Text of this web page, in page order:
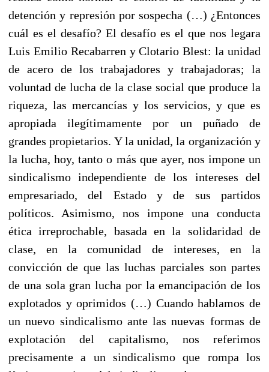
detención y represión por sospecha (…) ¿Entonces
cuál es el desafío? El desafío es el que nos legara
Luis Emilio Recabarren y Clotario Blest: la unidad
de acero de los trabajadores y trabajadoras; la
voluntad de lucha de la clase social que produce la
riqueza, las mercancías y los servicios, y que es
apropiada ilegítimamente por un puñado de
grandes propietarios. Y la unidad, la organización y
la lucha, hoy, tanto o más que ayer, nos impone un
sindicalismo independiente de los intereses del
empresariado, del Estado y de sus partidos
políticos. Asimismo, nos impone una conducta
ética irreprochable, basada en la solidaridad de
clase, en la comunidad de intereses, en la
convicción de que las luchas parciales son partes
de una sola gran lucha por la emancipación de los
explotados y oprimidos (…) Cuando hablamos de
un nuevo sindicalismo ante las nuevas formas de
explotación del capitalismo, nos referimos
precisamente a un sindicalismo que rompa los